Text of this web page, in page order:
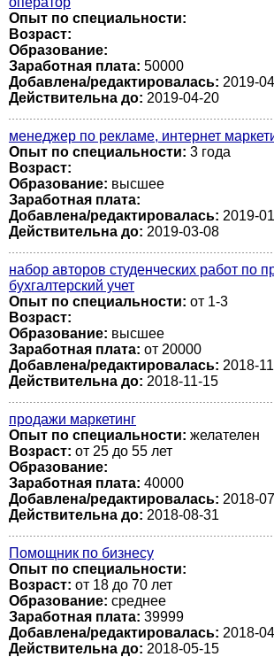
Опыт по специальности:
Возраст:
Образование:
Заработная плата: 50000
Добавлена/редактировалась: 2019-
Действительна до: 2019-04-20
менеджер по рекламе, интернет
Опыт по специальности: 3 года
Возраст:
Образование: высшее
Заработная плата:
Добавлена/редактировалась: 2019-
Действительна до: 2019-03-08
набор авторов студенческих работ по
бухгалтерский учет
Опыт по специальности: от 1-3
Возраст:
Образование: высшее
Заработная плата: от 20000
Добавлена/редактировалась: 2018-
Действительна до: 2018-11-15
продажи маркетинг
Опыт по специальности: желателен
Возраст: от 25 до 55 лет
Образование:
Заработная плата: 40000
Добавлена/редактировалась: 2018-
Действительна до: 2018-08-31
Помощник по бизнесу
Опыт по специальности:
Возраст: от 18 до 70 лет
Образование: среднее
Заработная плата: 39999
Добавлена/редактировалась: 2018-
Действительна до: 2018-05-15